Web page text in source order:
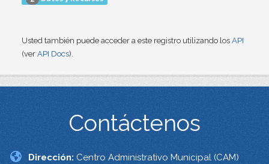
Usted también puede acceder a este registro utilizando los API
(ver API Docs).
Contáctenos
Dirección: Centro Administrativo Municipal (CAM)